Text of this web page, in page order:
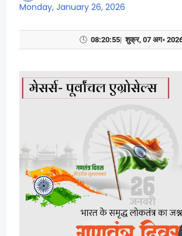
Monday, January 26, 2026
🕓 08:20:56| शुक्र, 07 अग॰